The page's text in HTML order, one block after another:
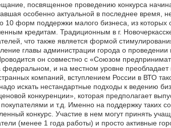
посвященное проведению конкурса
особенно актуальной в последнее время,
10 форм поддержки малого бизнеса, из которых
кредитам. Традиционным в г.
что также является формой
главы администрации города о проведении
он совместно с «Союзом
федеральном, и на местном уровне
компаний, вступлением России в ВТО
искать нестандартные подходы к ведению
конкуренции», которая предполагает
и т.д. Именно на поддержку таких
конкурс. Участие в нем могут принять
(менее 1 года работы) и просто активные